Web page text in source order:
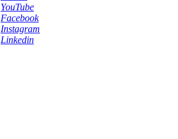
YouTube
Facebook
Instagram
Linkedin